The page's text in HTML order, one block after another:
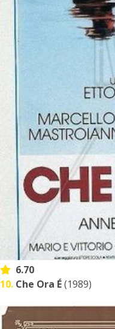
6.70
10. Che Ora É(1989)